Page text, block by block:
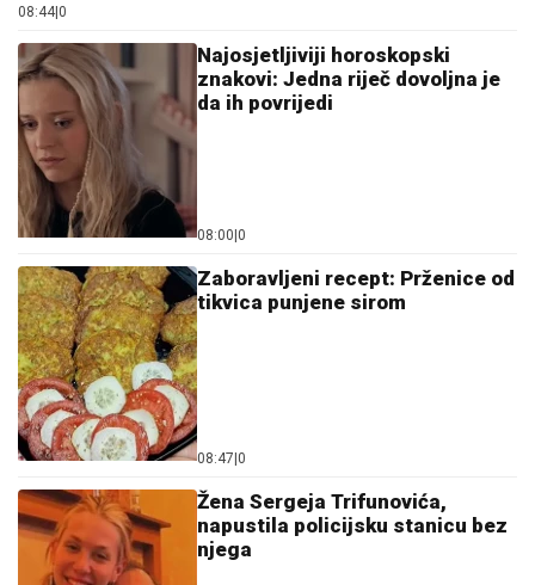
08:44|0
Najosjetljiviji horoskopski
znakovi: Jedna riječ dovoljna je
da ih povrijedi
08:00|0
Zaboravljeni recept: Prženice od
tikvica punjene sirom
08:47|0
Žena Sergeja Trifunovića,
napustila policijsku stanicu bez
njega